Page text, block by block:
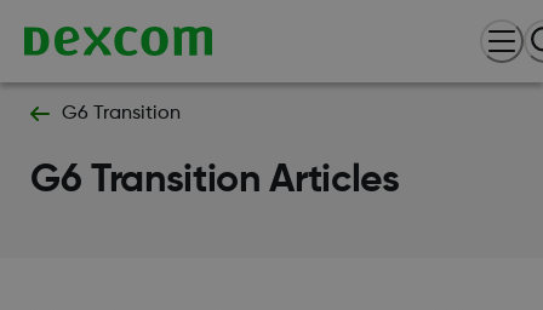
G6 Transition
G6 Transition Articles